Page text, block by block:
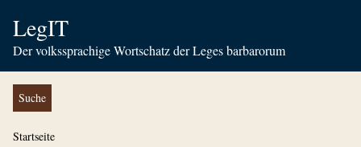
LegIT
Der volkssprachige Wortschatz der Leges barbarorum
Suche
Startseite